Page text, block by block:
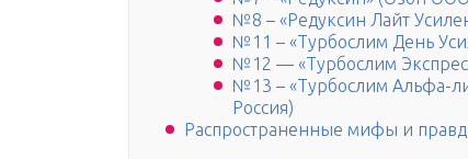
№8 – «Редуксин Лайт
№11 – «Турбослим День
№12 — «Турбослим
№13 – «Турбослим Альфа-
Россия)
Распространенные мифы и